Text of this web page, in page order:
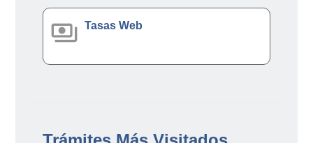
payments Tasas Web